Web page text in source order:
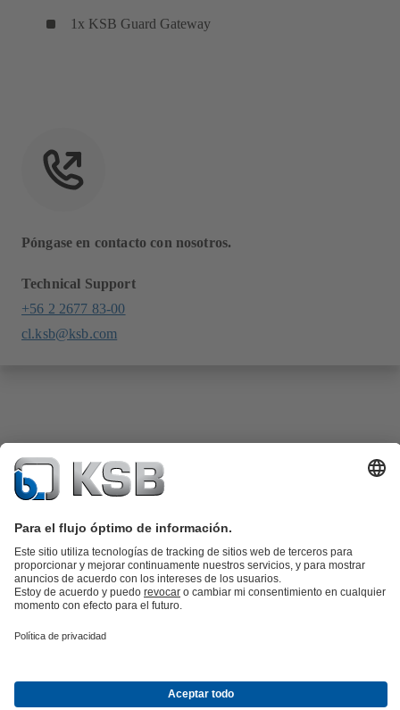
1x KSB Guard Gateway
Póngase en contacto con nosotros.
Technical Support
+56 2 2677 83-00
cl.ksb@ksb.com
Catálogo de productosRepuestos KSB
valvesHerramientas
Acerca de KSBEventosPrensaOportunidades de empleo en
KSB